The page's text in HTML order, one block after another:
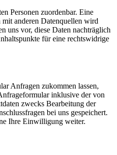
Personen zuordenbar. Eine
anderen Datenquellen wird
uns vor, diese Daten nachträglich
für eine rechtswidrige
Anfragen zukommen lassen,
inklusive der von
zwecks Bearbeitung der
bei uns gespeichert.
Ihre Einwilligung weiter.